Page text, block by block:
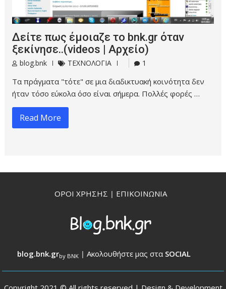
Δείτε πως έμοιαζε το bnk.gr όταν
ξεκίνησε..(videos | Αρχείο)
blog.bnk ΤΕΧΝΟΛΟΓΙΑ 1
Τα πράγματα "τότε" σε μια διαδικτυακή κοινότητα δεν
ήταν τόσο εύκολα όσο είναι σήμερα. Πολλές φορές …
Read More
ΟΡΟΙ ΧΡΗΣΗΣ | ΕΠΙΚΟΙΝΩΝΙΑ
blog.bnk.grby BNK |Ακολουθήστε μας στα SOCIAL